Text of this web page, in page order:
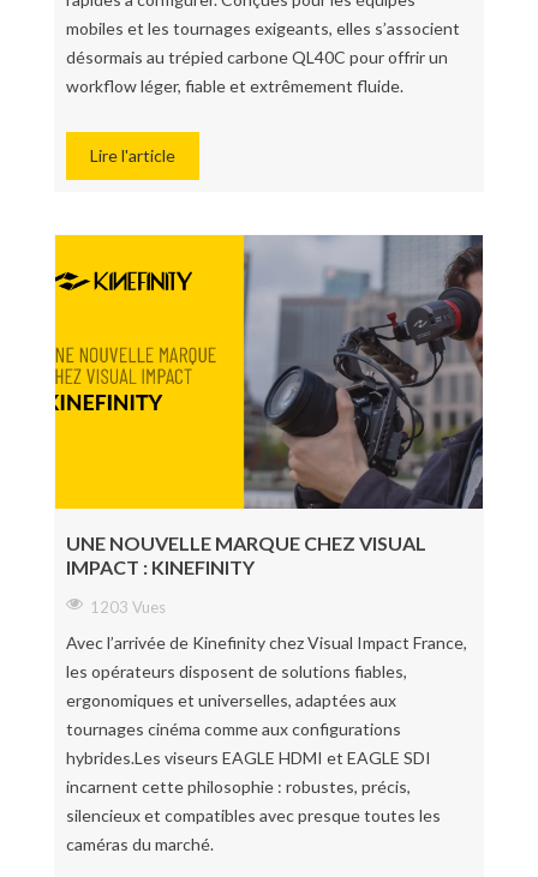
mobiles et les tournages exigeants, elles s’associent
désormais au trépied carbone QL40C pour offrir un
workflow léger, fiable et extrêmement fluide.
Lire l'article
UNE NOUVELLE MARQUE CHEZ VISUAL
IMPACT : KINEFINITY
1203 Vues
Avec l’arrivée de Kinefinity chez Visual Impact France,
les opérateurs disposent de solutions fiables,
ergonomiques et universelles, adaptées aux
tournages cinéma comme aux configurations
hybrides.Les viseurs EAGLE HDMI et EAGLE SDI
incarnent cette philosophie : robustes, précis,
silencieux et compatibles avec presque toutes les
caméras du marché.